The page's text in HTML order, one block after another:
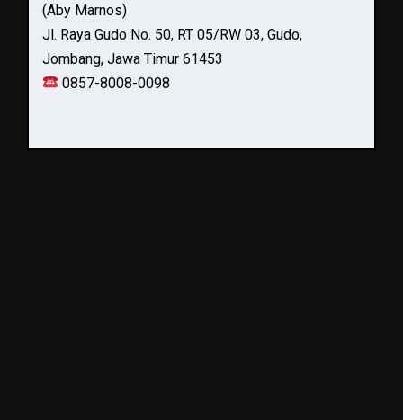
(Aby Marnos)
Jl. Raya Gudo No. 50, RT 05/RW 03, Gudo,
Jombang, Jawa Timur 61453
0857-8008-0098